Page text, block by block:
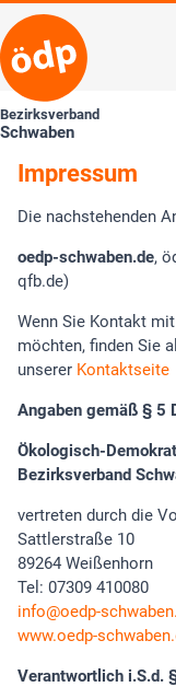
Bezirksverband
Schwaben
Impressum
Die nachstehenden
oedp-schwaben.de,
qfb.de)
Wenn Sie Kontakt
möchten, finden Sie
unserer Kontaktseite
Angaben gemäß § 5
Ökologisch-
Bezirksverband
vertreten durch die
Sattlerstraße 10
89264 Weißenhorn
Tel: 07309 410080
info
oedp-
www.oedp-
Verantwortlich i.S.d.